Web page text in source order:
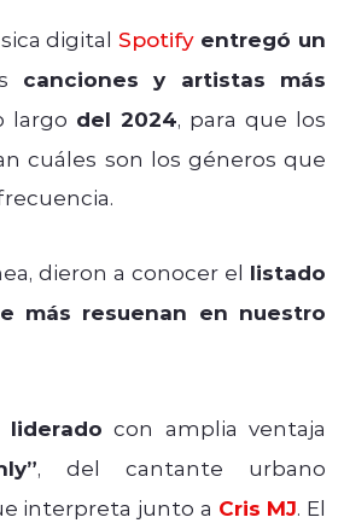
digital Spotifyentregó un
canciones y artistas más
largo del 2024, para que los
cuáles son los géneros que
dieron a conocer el listado
más resuenan en nuestro
liderado con amplia ventaja
, del cantante urbano
interpreta junto a Cris MJ. El